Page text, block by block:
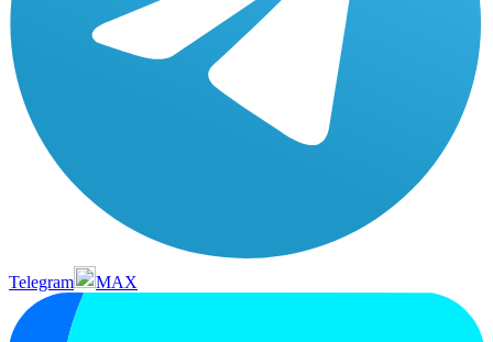
Telegram MAX